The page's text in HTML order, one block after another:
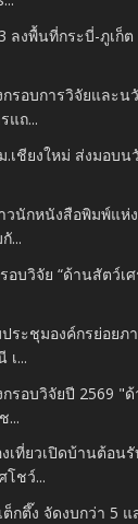
ลงพื้นที่กระบี่-ภูเก็
รอบการวิจัยและน
แถ...
.เชียงใหม่ ส่งมอบน
นักหนังสือพิมพ์แห่
...
อบวิจัย “ด้านสัตว์เ
ระชุมองค์กรย่อยภ
เ...
กรอบวิจัยปี 2569 "
...
เที่ยวเปิดบ้านต้อน
โชว์...
กตึ๊ง จัดงบกว่า 5